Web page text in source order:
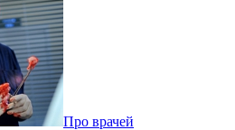
Про врачей